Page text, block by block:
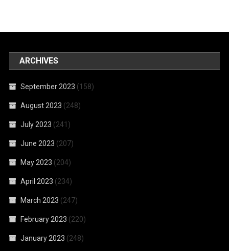
ARCHIVES
September 2023 (158)
August 2023 (248)
July 2023 (241)
June 2023 (207)
May 2023 (204)
April 2023 (234)
March 2023 (247)
February 2023 (220)
January 2023 (248)